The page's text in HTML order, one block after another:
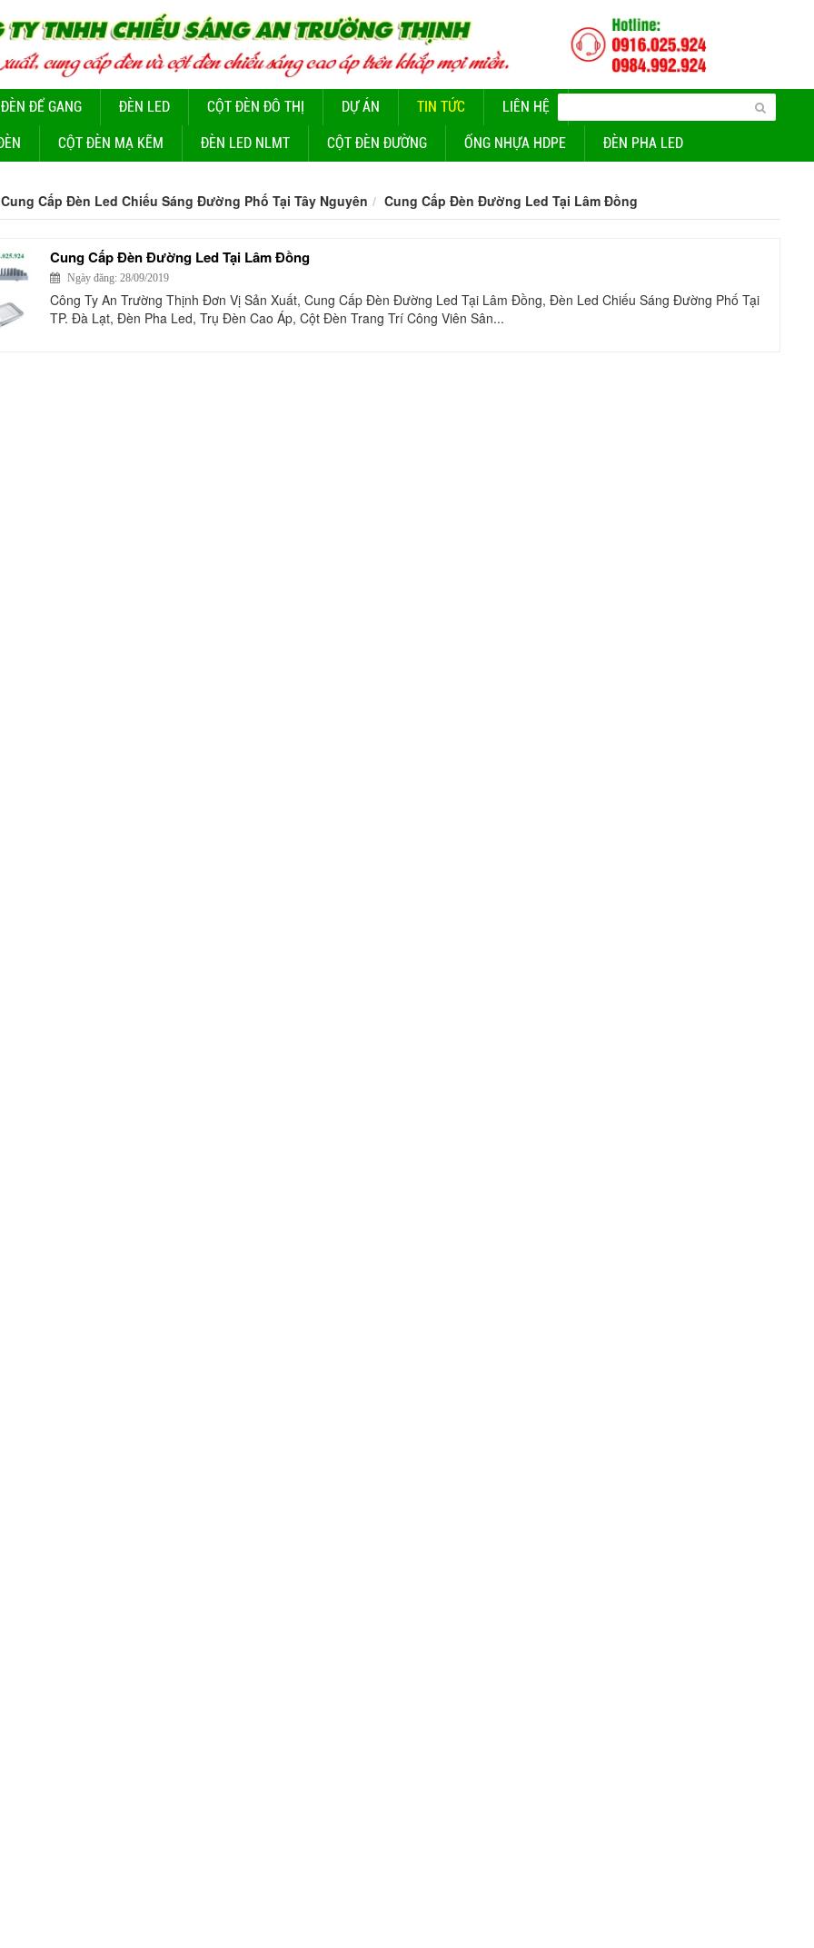
ĐỂ GANG ĐÈN LED CỘT ĐÈN ĐÔ THỊ DỰ ÁN TIN TỨC LIÊN HỆ
CỘT ĐÈN MẠ KẼM ĐÈN LED NLMT CỘT ĐÈN ĐƯỜNG ỐNG NHỰA HDPE ĐÈN PHA LED
Cung Cấp Đèn Led Chiếu Sáng Đường Phố Tại Tây Nguyên Cung Cấp Đèn Đường Led Tại Lâm Đồng
Cung Cấp Đèn Đường Led Tại Lâm Đồng
Ngày đăng: 28/09/2019
Công Ty An Trường Thịnh Đơn Vị Sản Xuất, Cung Cấp Đèn Đường Led Tại Lâm Đồng, Đèn Led Chiếu Sáng Đường Phố Tại
TP. Đà Lạt, Đèn Pha Led, Trụ Đèn Cao Áp, Cột Đèn Trang Trí Công Viên Sân...